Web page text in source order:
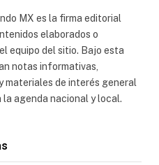
MX es la firma editorial
elaborados o
equipo del sitio. Bajo esta
notas informativas,
materiales de interés general
agenda nacional y local.